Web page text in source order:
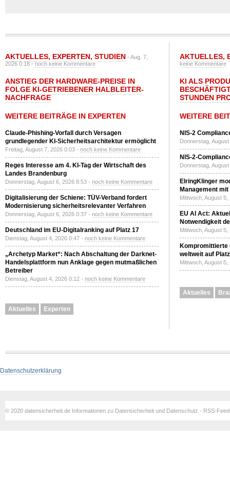
AKTUELLES, EXPERTEN, STUDIEN - Aug. 7,
2026 0:18 -noch keine Kommentare
ANSTIEG DER HARDWARE-PREISE IN
FOLGE KI-GETRIEBENER HALBLEITER-
NACHFRAGE
WEITERE BEITRÄGE IN EXPERTEN
Claude-Phishing-Vorfall durch Versagen
grundlegender KI-Sicherheitsarchitektur ermöglicht
Freitag, August 7, 2026 0:03 - noch keine Kommentare
Reges Interesse am 4. KI-Tag der Wirtschaft des
Landes Brandenburg
Donnerstag, August 6, 2026 8:53 - noch keine Kommentare
Digitalisierung der Schiene: TÜV-Verband fordert
Modernisierung sicherheitsrelevanter Verfahren
Donnerstag, August 6, 2026 0:37 - noch keine Kommentare
Deutschland im EU-Digitalranking auf Platz 17
Dienstag, August 4, 2026 0:47 - noch keine Kommentare
„Archetyp Market“: Nach Abschaltung der Darknet-
Handelsplattform nun Anklage gegen mutmaßlichen
Betreiber
Dienstag, August 4, 2026 0:12 - noch keine Kommentare
Aktuelles Experten
AKTUELLES,
keine Kommentare
KI ALS
STUNDEN
WEITERE
NIS-2
Donnerstag,
NIS-2-
Donnerstag,
ElringKlinger
Management
Mittwoch, August
EU AI Act:
Notwendigkeit
Mittwoch, August
Kompromittierte
weltweit auf
Mittwoch, August
Aktuelles
Datenschutzerklärung
© 2020 datensicherheit.de Informationen zu Datensicherheit und Datenschutz - RSS-